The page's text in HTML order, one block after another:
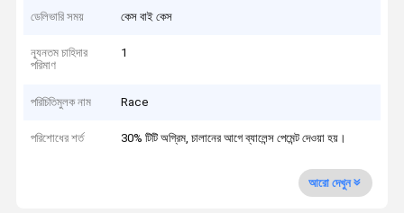
ডেলিভারি সময় কেস বাই কেস
ন্যূনতম চাহিদার
পরিমাণ
1
পরিচিতিমুলক নাম Race
পরিশোধের শর্ত 30% টিটি অগ্রিম, চালানের আগে ব্যালেন্স পেমেন্ট দেওয়া হয়।
আরো দেখুন